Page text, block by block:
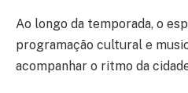
Ao longo da temporada, o
programação cultural e
acompanhar o ritmo da